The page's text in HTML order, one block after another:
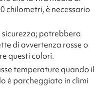
chilometri, è necessario
potrebbero
di avvertenza rosse o
questi colori.
temperature quando il
è parcheggiato in climi